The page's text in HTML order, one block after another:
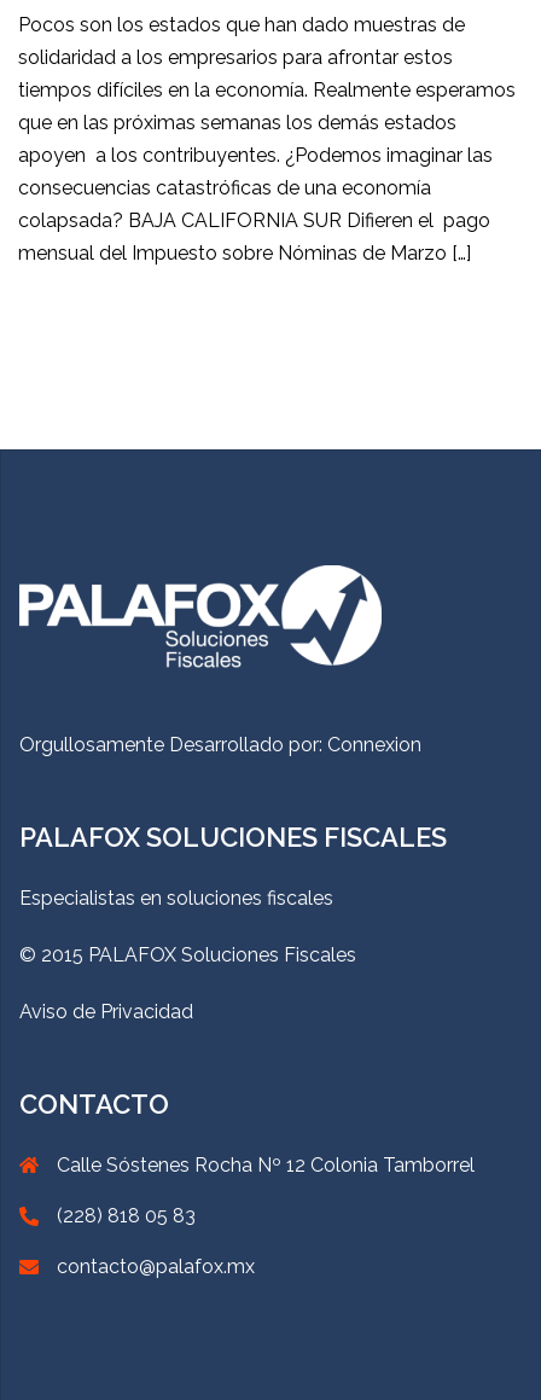
Pocos son los estados que han dado muestras de
solidaridad a los empresarios para afrontar estos
tiempos difíciles en la economía. Realmente esperamos
que en las próximas semanas los demás estados
apoyen a los contribuyentes. ¿Podemos imaginar las
consecuencias catastróficas de una economía
colapsada? BAJA CALIFORNIA SUR Difieren el pago
mensual del Impuesto sobre Nóminas de Marzo […]
Orgullosamente Desarrollado por: Connexion
PALAFOX SOLUCIONES FISCALES
Especialistas en soluciones fiscales
© 2015 PALAFOX Soluciones Fiscales
Aviso de Privacidad
CONTACTO
Calle Sóstenes Rocha Nº 12 Colonia Tamborrel
(228) 818 05 83
contacto@palafox.mx